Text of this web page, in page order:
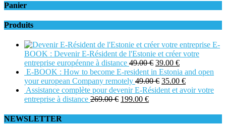
Panier
Produits
E-
BOOK : Devenir E-Résident de l'Estonie et créer votre
entreprise européenne à distance 49.00€ 39.00 €
E-BOOK : How to become E-resident in Estonia and open
your european Company remotely 49.00€ 35.00 €
Assistance complète pour devenir E-Résident et avoir votre
entreprise à distance 269.00€ 199.00 €
NEWSLETTER